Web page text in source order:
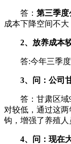
答： 第三季度
成本下降空间不
2、放养成本
答:今年三季
3、问：公司
答：甘肃区
对较低，通过这
钩，增强了养殖人
4、问：现在